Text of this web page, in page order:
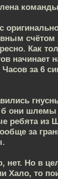
счётом
Как
начинает
Часов за 6
они шлемы
ребята из
за
нет. Но в
Хало, то